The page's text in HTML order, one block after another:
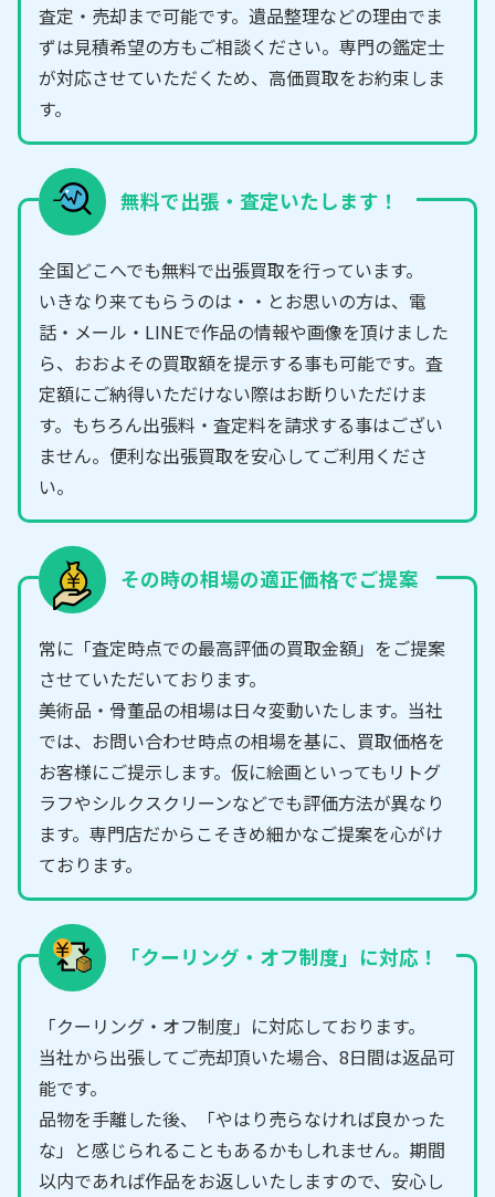
査定・売却まで可能です。遺品整理などの理由でま
ずは見積希望の方もご相談ください。専門の鑑定士
が対応させていただくため、高価買取をお約束しま
す。
無料で出張・査定いたします！
全国どこへでも無料で出張買取を行っています。
いきなり来てもらうのは・・とお思いの方は、電
話・メール・LINEで作品の情報や画像を頂けました
ら、おおよその買取額を提示する事も可能です。査
定額にご納得いただけない際はお断りいただけま
す。もちろん出張料・査定料を請求する事はござい
ません。便利な出張買取を安心してご利用くださ
い。
その時の相場の適正価格でご提案
常に「査定時点での最高評価の買取金額」をご提案
させていただいております。
美術品・骨董品の相場は日々変動いたします。当社
では、お問い合わせ時点の相場を基に、買取価格を
お客様にご提示します。仮に絵画といってもリトグ
ラフやシルクスクリーンなどでも評価方法が異なり
ます。専門店だからこそきめ細かなご提案を心がけ
ております。
「クーリング・オフ制度」に対応！
「クーリング・オフ制度」に対応しております。
当社から出張してご売却頂いた場合、8日間は返品可
能です。
品物を手離した後、「やはり売らなければ良かった
な」と感じられることもあるかもしれません。期間
以内であれば作品をお返しいたしますので、安心し